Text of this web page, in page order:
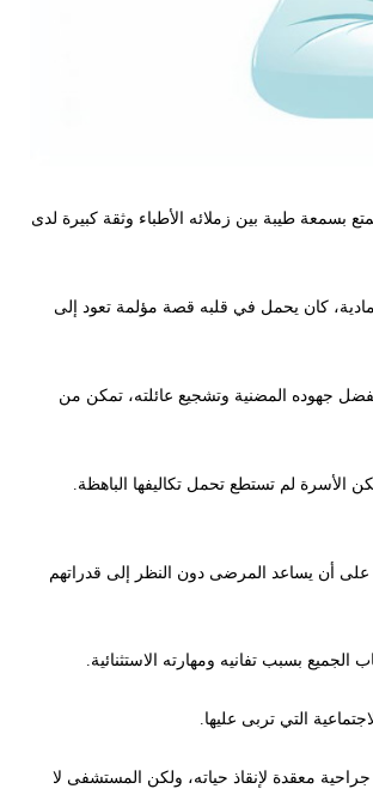
طيبة بين زملائه الأطباء وثقة كبيرة لدى
كان يحمل في قلبه قصة مؤلمة تعود إلى
المضنية وتشجيع عائلته، تمكن من
لم تستطع تحمل تكاليفها الباهظة.
يساعد المرضى دون النظر إلى قدراتهم
تفانيه ومهارته الاستثنائية.
التي تربى عليها.
لإنقاذ حياته، ولكن المستشفى لا